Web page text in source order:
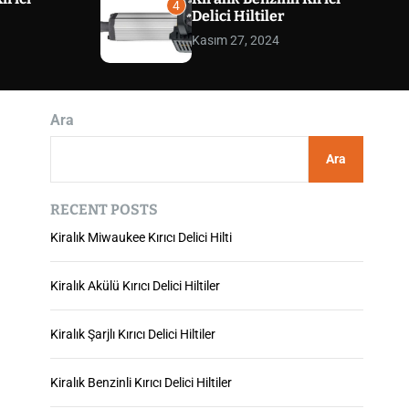
m
o
d
4
Delici Hiltiler
Kasım 27, 2024
Ara
Ara
RECENT POSTS
Kiralık Miwaukee Kırıcı Delici Hilti
Kiralık Akülü Kırıcı Delici Hiltiler
Kiralık Şarjlı Kırıcı Delici Hiltiler
Kiralık Benzinli Kırıcı Delici Hiltiler